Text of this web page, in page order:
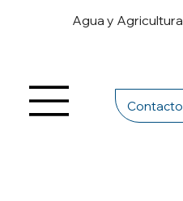
Agua y Agricultura
Contacto